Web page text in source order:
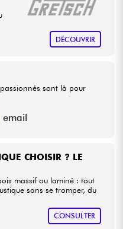
DÉCOUVRIR
CHOISIR ? LE
massif ou laminé : tout
sans se tromper, du
CONSULTER
sont là pour
email